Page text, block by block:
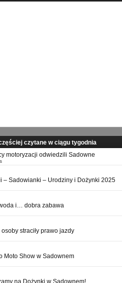
czytane w ciągu tygodnia
motoryzacji odwiedzili Sadowne
– Sadowianki – Urodziny i Dożynki 2025
i… dobra zabawa
osoby straciły prawo jazdy
Moto Show w Sadownem
na Dożynki w Sadownem!